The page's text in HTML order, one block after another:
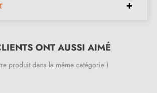
(gauche et droite)
montage
ONT AUSSI AIMÉ
produit dans la même catégorie )